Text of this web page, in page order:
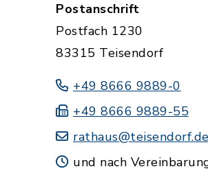
Postanschrift
Postfach 1230
83315 Teisendorf
+49 8666 9889-0
+49 8666 9889-55
rathaus@teisendorf.de
und nach